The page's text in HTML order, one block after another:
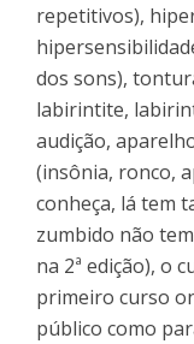
repetitivos),
dos sons),
labirintite,
audição,
(insônia, ronco,
conheça, lá tem
zumbido não
na 2ª edição), o
primeiro curso
público como